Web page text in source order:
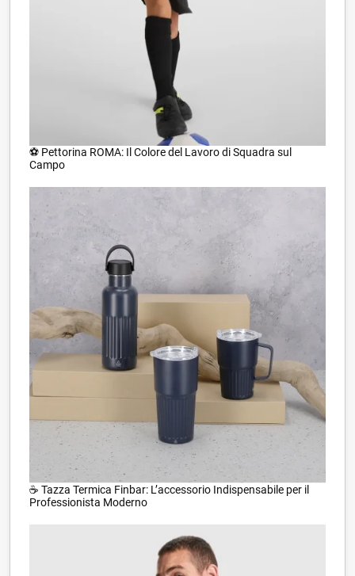
⚽ Pettorina ROMA: Il Colore del Lavoro di Squadra sul
Campo
☕ Tazza Termica Finbar: L’accessorio Indispensabile per il
Professionista Moderno